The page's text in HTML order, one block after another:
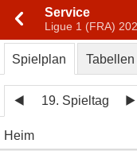
Service
Ligue 1 (FRA)
Spielplan Tabellen
19. Spieltag
Heim